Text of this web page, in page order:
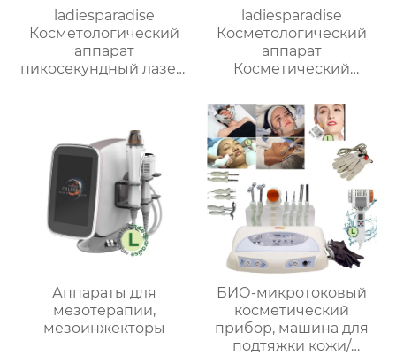
ladiesparadise
Косметологический
аппарат
пикосекундный лазер,
пигментное удаление
веснушек,
отбеливание кожи
DY.T2701
ladiesparadise
Косметологический
аппарат
Косметический
криолиполиза тело+
подбородок S13
Аппараты для
мезотерапии,
мезоинжекторы
БИО-микротоковый
косметический
прибор, машина для
подтяжки кожи/